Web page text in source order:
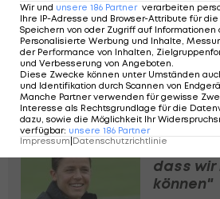
Warum
Italien?
Frauen-
dass wir
können"
Wir und unsere 186 Partner verarbeiten
Ihre IP-Adresse und Browser-Attribute für
Speichern von oder Zugriff auf
Personalisierte Werbung und Inhalte,
der Performance von Inhalten,
und Verbesserung von Angeboten
Diese Zwecke können unter Umständen
und Identifikation durch Scannen von
Manche Partner verwenden für gewisse
Interesse als Rechtsgrundlage für die
dazu, sowie die Möglichkeit Ihr
verfügbar: unsere 186 Partner
Impressum|Datenschutzrichtlinie